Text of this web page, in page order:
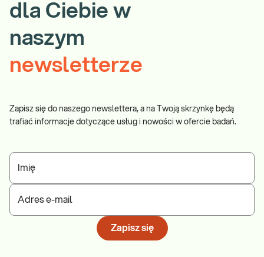
dla Ciebie w
naszym
newsletterze
Zapisz się do naszego newslettera, a na Twoją skrzynkę będą
trafiać informacje dotyczące usług i nowości w ofercie badań.
Imię
Adres e-mail
Zapisz się